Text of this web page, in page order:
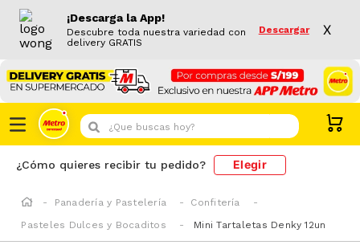
¡Descarga la App!
Descubre toda nuestra variedad con
delivery GRATIS
Descargar X
¿Que buscas hoy?
¿Cómo quieres recibir tu pedido? Elegir
Panadería y Pastelería
Confitería
Pasteles Dulces y Bocaditos
Mini Tartaletas Denky 12un